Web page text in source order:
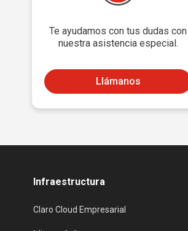
Te ayudamos con tus dudas con
nuestra asistencia especial.
Llámanos
Infraestructura
Claro Cloud Empresarial